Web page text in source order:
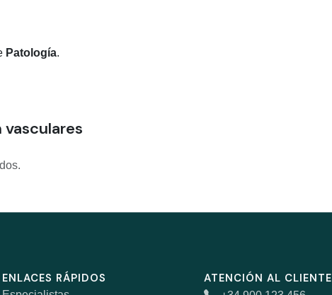
Patología.
ENLACES RÁPIDOS ATENCIÓN AL CLIENTE